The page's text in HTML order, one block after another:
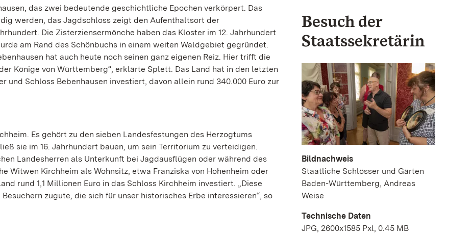
das zwei bedeutende geschichtliche Epochen verkörpert. Das
werden, das Jagdschloss zeigt den Aufenthaltsort der
Die Zisterziensermönche haben das Kloster im 12. Jahrhundert
am Rand des Schönbuchs in einem weiten Waldgebiet gegründet.
hat auch heute noch seinen ganz eigenen Reiz. Hier trifft die
Könige von Württemberg“, erklärte Splett. Das Land hat in den letzten
und Schloss Bebenhausen investiert, davon allein rund 340.000 Euro zur
Es gehört zu den sieben Landesfestungen des Herzogtums
sie im 16. Jahrhundert bauen, um sein Territorium zu verteidigen.
Landesherren als Unterkunft bei Jagdausflügen oder während des
Witwen Kirchheim als Wohnsitz, etwa Franziska von Hohenheim oder
rund 1,1 Millionen Euro in das Schloss Kirchheim investiert. „Diese
zugute, die sich für unser historisches Erbe interessieren“, so
Besuch der
Staatssekretärin
Bildnachweis
Staatliche Schlösser und Gärten
Baden-Württemberg, Andreas
Weise
Technische Daten
JPG, 2600x1585 Pxl, 0.45 MB